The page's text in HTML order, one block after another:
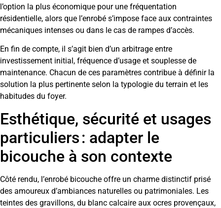
l’option la plus économique pour une fréquentation
résidentielle, alors que l’enrobé s’impose face aux contraintes
mécaniques intenses ou dans le cas de rampes d’accès.
En fin de compte, il s’agit bien d’un arbitrage entre
investissement initial, fréquence d’usage et souplesse de
maintenance. Chacun de ces paramètres contribue à définir la
solution la plus pertinente selon la typologie du terrain et les
habitudes du foyer.
Esthétique, sécurité et usages
particuliers : adapter le
bicouche à son contexte
Côté rendu, l’enrobé bicouche offre un charme distinctif prisé
des amoureux d’ambiances naturelles ou patrimoniales. Les
teintes des gravillons, du blanc calcaire aux ocres provençaux,